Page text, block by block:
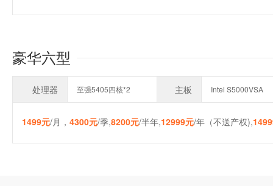
豪华六型
处理器 至强5405四核*2 主板 Intel S5000VSA
1499元/月， 4300元/季,8200元/半年,12999元/年（不送产权),